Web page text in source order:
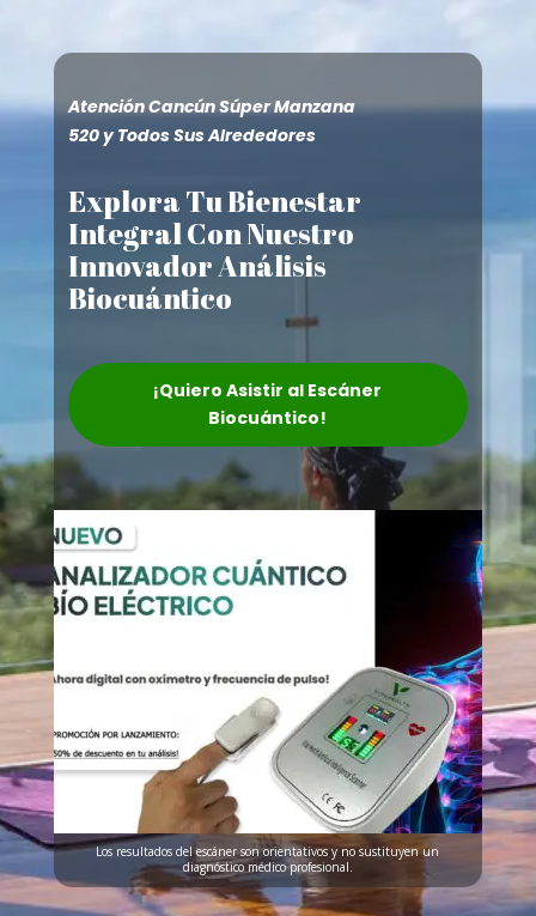
Atención Cancún Súper Manzana
520 y Todos Sus Alrededores
Explora Tu Bienestar
Integral Con Nuestro
Innovador Análisis
Biocuántico
¡Quiero Asistir al Escáner
Biocuántico!
Los resultados del escáner son orientativos y no sustituyen un
diagnóstico médico profesional.